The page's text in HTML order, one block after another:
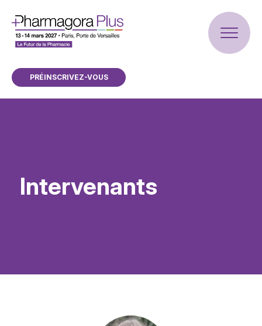
PRÉINSCRIVEZ-VOUS
Intervenants